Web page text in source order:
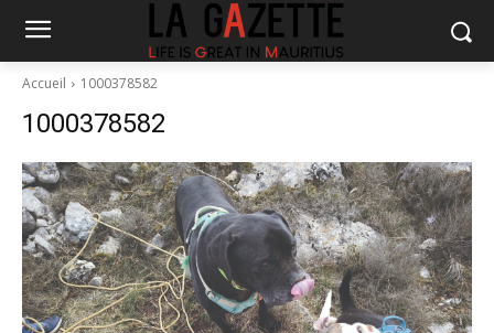
Accueil 1000378582
1000378582